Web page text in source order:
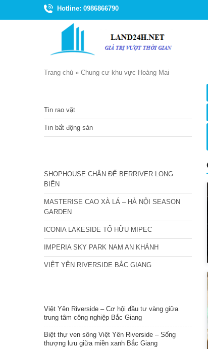
Hotline: 0986866790
Trang chủ » Chung cư khu vực Hoàng Mai
Tin rao vặt
Tin bất động sản
SHOPHOUSE CHÂN ĐẾ BERRIVER LONG
BIÊN
MASTERISE CAO XÀ LÁ – HÀ NỘI SEASON
GARDEN
ICONIA LAKESIDE TỐ HỮU MIPEC
IMPERIA SKY PARK NAM AN KHÁNH
VIỆT YÊN RIVERSIDE BẮC GIANG
Việt Yên Riverside – Cơ hội đầu tư vàng giữa
trung tâm công nghiệp Bắc Giang
Biệt thự ven sông Việt Yên Riverside – Sống
thượng lưu giữa miền xanh Bắc Giang